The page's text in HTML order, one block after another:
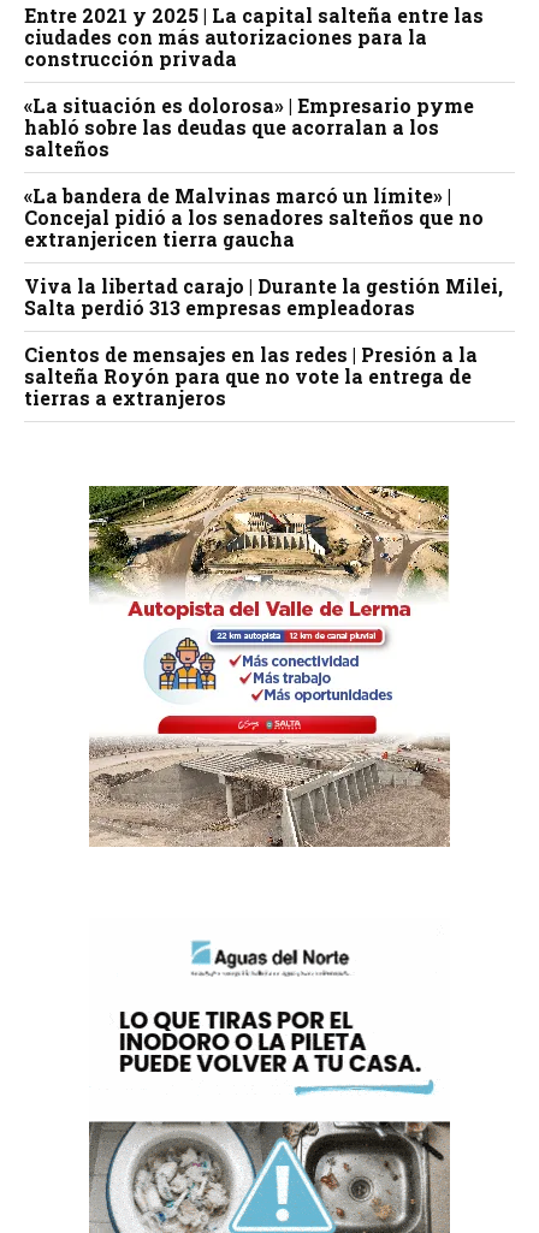
Entre 2021 y 2025 | La capital salteña entre las
ciudades con más autorizaciones para la
construcción privada
«La situación es dolorosa» | Empresario pyme
habló sobre las deudas que acorralan a los
salteños
«La bandera de Malvinas marcó un límite» |
Concejal pidió a los senadores salteños que no
extranjericen tierra gaucha
Viva la libertad carajo | Durante la gestión Milei,
Salta perdió 313 empresas empleadoras
Cientos de mensajes en las redes | Presión a la
salteña Royón para que no vote la entrega de
tierras a extranjeros